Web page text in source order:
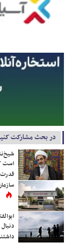
در بحث مشارکت
است